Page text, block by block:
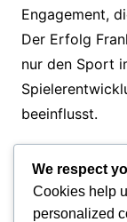
Engagement,
Der Erfolg
nur den Sport
beeinflusst.
We respect
Cookies help
personalized